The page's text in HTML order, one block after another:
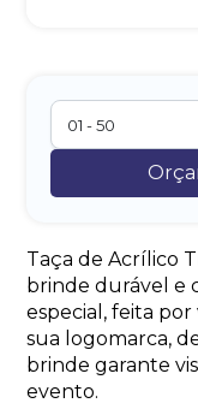
Taça de Acrílico
brinde durável e
especial, feita
sua logomarca,
brinde garante
evento.